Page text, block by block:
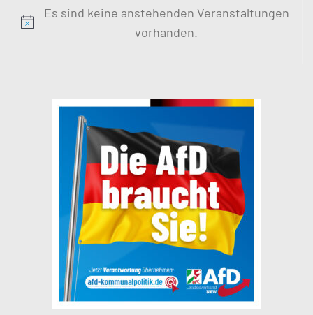
Hinweis
Es sind keine anstehenden Veranstaltungen
vorhanden.